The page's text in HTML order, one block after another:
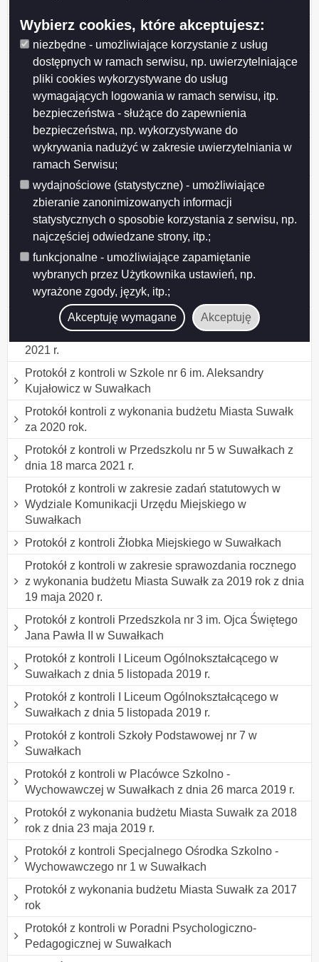
Wybierz cookies, które akceptujesz:
niezbędne - umożliwiające korzystanie z usług
dostępnych w ramach serwisu, np. uwierzytelniające
pliki cookies wykorzystywane do usług
wymagających logowania w ramach serwisu, itp.
bezpieczeństwa - służące do zapewnienia
bezpieczeństwa, np. wykorzystywane do
wykrywania nadużyć w zakresie uwierzytelniania w
ramach Serwisu;
wydajnościowe (statystyczne) - umożliwiające
zbieranie zanonimizowanych informacji
statystycznych o sposobie korzystania z serwisu, np.
najczęściej odwiedzane strony, itp.;
funkcjonalne - umożliwiające zapamiętanie
wybranych przez Użytkownika ustawień, np.
wyrażone zgody, język, itp.;
Akceptuję wymagane Akceptuję
Protokół z kontroli Przedszkola nr 1 w Suwałkach w
zakresie realizacji zadań statutowych
Protokół kontroli w zakresie sprawozdania rocznego z
wykonania budżetu Miasta Suwałk za 2022 rok.
Protokoły kontroli Komisji Rewizyjnej
Protokół z kontroli Suwalskiego Ośrodka Kultury
Protokół z kontroli Przedszkola nr 8 w Suwałkach w
zakresie realizacji zadań statutowych.
Protokół z kontroli w Domu Pomocy Społecznej
"Kalina" w Suwałkach
Protokół kontroli z wykonania budżetu Miasta Suwałk
za 2021 rok.
Protokół z dnia 7 marca 2022 r. z kontroli Centrum
Usług Wspólnych w zakresie realizacji zadań
statutowych.
Protokół z kontroli Powiatowego Zespołu ds. Orzekania
o Niepełnosprawności w Suwałkach z dnia 4 listopada
2021 r.
Protokół z kontroli w Szkole nr 6 im. Aleksandry
Kujałowicz w Suwałkach
Protokół kontroli z wykonania budżetu Miasta Suwałk
za 2020 rok.
Protokół z kontroli w Przedszkolu nr 5 w Suwałkach z
dnia 18 marca 2021 r.
Protokół z kontroli w zakresie zadań statutowych w
Wydziale Komunikacji Urzędu Miejskiego w
Suwałkach
Protokół z kontroli Żłobka Miejskiego w Suwałkach
Protokół z kontroli w zakresie sprawozdania rocznego
z wykonania budżetu Miasta Suwałk za 2019 rok z dnia
19 maja 2020 r.
Protokół z kontroli Przedszkola nr 3 im. Ojca Świętego
Jana Pawła II w Suwałkach
Protokół z kontroli I Liceum Ogólnokształcącego w
Suwałkach z dnia 5 listopada 2019 r.
Protokół z kontroli I Liceum Ogólnokształcącego w
Suwałkach z dnia 5 listopada 2019 r.
Protokół z kontroli Szkoły Podstawowej nr 7 w
Suwałkach
Protokół z kontroli w Placówce Szkolno -
Wychowawczej w Suwałkach z dnia 26 marca 2019 r.
Protokół z wykonania budżetu Miasta Suwałk za 2018
rok z dnia 23 maja 2019 r.
Protokół z kontroli Specjalnego Ośrodka Szkolno -
Wychowawczego nr 1 w Suwałkach
Protokół z wykonania budżetu Miasta Suwałk za 2017
rok
Protokół z kontroli w Poradni Psychologiczno-
Pedagogicznej w Suwałkach